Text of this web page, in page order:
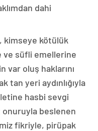
dahi
kimseye kötülük
ve süfli emellerine
var oluş haklarını
tan yeri aydınlığıyla
hasbi sevgi
beslenen
fikriyle, pirüpak